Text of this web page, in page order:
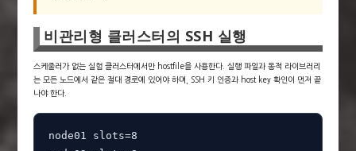
비관리형 클러스터의 SSH 실행
스케줄러가 없는 실험 클러스터에서만 hostfile을 사용한다. 실행 파일과 동적 라이브러리
는 모든 노드에서 같은 절대 경로에 있어야 하며, SSH 키 인증과 host key 확인이 먼저 끝
나야 한다.
node01 slots=8